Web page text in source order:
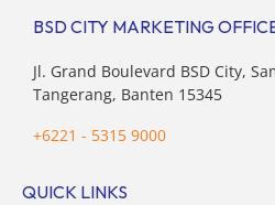
BSD CITY MARKETING
Jl. Grand Boulevard BSD City,
Tangerang, Banten 15345
+6221 - 5315 9000
QUICK LINKS